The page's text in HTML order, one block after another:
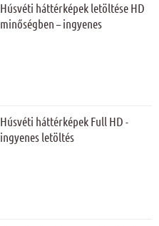
Húsvéti háttérképek letöltése HD
minőségben – ingyenes
Húsvéti háttérképek Full HD -
ingyenes letöltés